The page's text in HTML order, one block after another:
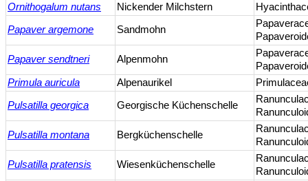
Ornithogalum nutans
Nickender Milchstern
Papaver argemone Sandmohn
Papaver sendtneri Alpenmohn
Primula auricula
Alpenaurikel
Pulsatilla georgica Georgische Küchenschelle
Pulsatilla montana Bergküchenschelle
Pulsatilla pratensis Wiesenküchenschelle